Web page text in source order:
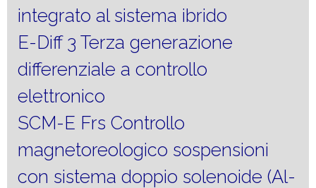
integrato al sistema ibrido
E-Diff 3 Terza generazione
differenziale a controllo
elettronico
SCM-E Frs Controllo
magnetoreologico sospensioni
con sistema doppio solenoide (Al-